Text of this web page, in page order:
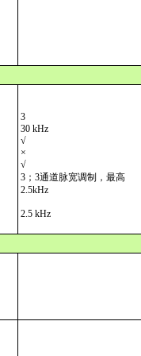
3
30 kHz
√
×
√
3；3通道脉宽调制，最高
2.5kHz
2.5 kHz